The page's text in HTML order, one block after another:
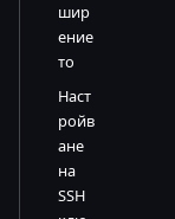
шир
ение
то
Наст
ройв
ане
на
SSH